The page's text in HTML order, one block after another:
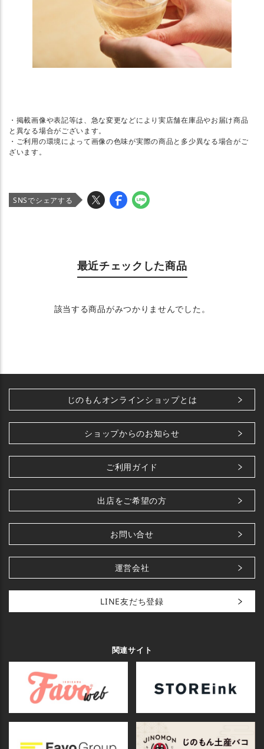
・掲載画像や表記等は、急な変更などにより実店舗在庫品やお届け商品
と異なる場合がございます。
・ご利用の環境によって画像の色味が実際の商品と多少異なる場合がご
ざいます。
SNSでシェアする
最近チェックした商品
該当する商品がみつかりませんでした。
じのもんオンラインショップとは
ショップからのお知らせ
ご利用ガイド
出店をご希望の方
お問い合せ
運営会社
LINE友だち登録
関連サイト